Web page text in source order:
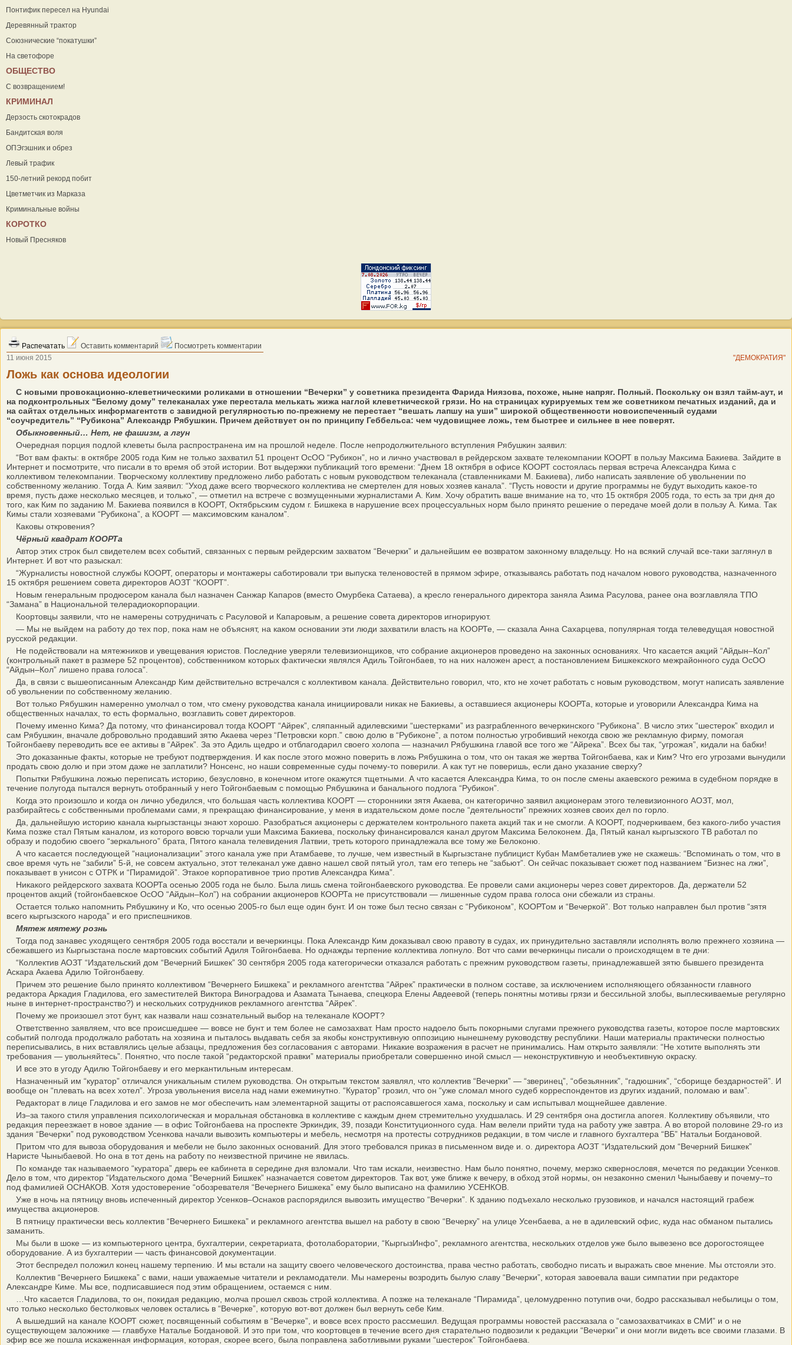
Понтифик пересел на Hyundai
Деревянный трактор
Союзнические “покатушки”
На светофоре
ОБЩЕСТВО
С возвращением!
КРИМИНАЛ
Дерзость скотокрадов
Бандитская воля
ОПЭгэшник и обрез
Левый трафик
150-летний рекорд побит
Цветметчик из Марказа
Криминальные войны
КОРОТКО
Новый Пресняков
Распечатать Оставить комментарий
Посмотреть комментарии
11 июня 2015
"ДЕМОКРАТИЯ"
Ложь как основа идеологии
С новыми провокационно-клеветническими роликами в отношении “Вечерки” у советника президента Фарида Ниязова, похоже, ныне напряг. Полный. Поскольку он взял тайм-аут, и
на подконтрольных “Белому дому” телеканалах уже перестала мелькать жижа наглой клеветнической грязи. Но на страницах курируемых тем же советником печатных изданий, да и
на сайтах отдельных информагентств с завидной регулярностью по-прежнему не перестает “вешать лапшу на уши” широкой общественности новоиспеченный судами
“соучредитель” “Рубикона” Александр Рябушкин. Причем действует он по принципу Геббельса: чем чудовищнее ложь, тем быстрее и сильнее в нее поверят.
Обыкновенный… Нет, не фашизм, а лгун
Очередная порция подлой клеветы была распространена им на прошлой неделе. После непродолжительного вступления Рябушкин заявил:
“Вот вам факты: в октябре 2005 года Ким не только захватил 51 процент ОсОО “Рубикон”, но и лично участвовал в рейдерском захвате телекомпании КООРТ в пользу Максима Бакиева. Зайдите в
Интернет и посмотрите, что писали в то время об этой истории. Вот выдержки публикаций того времени: “Днем 18 октября в офисе КООРТ состоялась первая встреча Александра Кима с
коллективом телекомпании. Творческому коллективу предложено либо работать с новым руководством телеканала (ставленниками М. Бакиева), либо написать заявление об увольнении по
собственному желанию. Тогда А. Ким заявил: “Уход даже всего творческого коллектива не смертелен для новых хозяев канала”. “Пусть новости и другие программы не будут выходить какое-то
время, пусть даже несколько месяцев, и только”, — отметил на встрече с возмущенными журналистами А. Ким. Хочу обратить ваше внимание на то, что 15 октября 2005 года, то есть за три дня до
того, как Ким по заданию М. Бакиева появился в КООРТ, Октябрьским судом г. Бишкека в нарушение всех процессуальных норм было принято решение о передаче моей доли в пользу А. Кима. Так
Кимы стали хозяевами “Рубикона”, а КООРТ — максимовским каналом”.
Каковы откровения?
Чёрный квадрат КООРТа
Автор этих строк был свидетелем всех событий, связанных с первым рейдерским захватом “Вечерки” и дальнейшим ее возвратом законному владельцу. Но на всякий случай все-таки заглянул в
Интернет. И вот что разыскал:
“Журналисты новостной службы КООРТ, операторы и монтажеры саботировали три выпуска теленовостей в прямом эфире, отказываясь работать под началом нового руководства, назначенного
15 октября решением совета директоров АОЗТ “КООРТ”.
Новым генеральным продюсером канала был назначен Санжар Капаров (вместо Омурбека Сатаева), а кресло генерального директора заняла Азима Расулова, ранее она возглавляла ТПО
“Замана” в Национальной телерадиокорпорации.
Коортовцы заявили, что не намерены сотрудничать с Расуловой и Капаровым, а решение совета директоров игнорируют.
— Мы не выйдем на работу до тех пор, пока нам не объяснят, на каком основании эти люди захватили власть на КООРТе, — сказала Анна Сахарцева, популярная тогда телеведущая новостной
русской редакции.
Не подействовали на мятежников и увещевания юристов. Последние уверяли телевизионщиков, что собрание акционеров проведено на законных основаниях. Что касается акций “Айдын–Кол”
(контрольный пакет в размере 52 процентов), собственником которых фактически являлся Адиль Тойгонбаев, то на них наложен арест, а постановлением Бишкекского межрайонного суда ОсОО
“Айдын–Кол” лишено права голоса”.
Да, в связи с вышеописанным Александр Ким действительно встречался с коллективом канала. Действительно говорил, что, кто не хочет работать с новым руководством, могут написать заявление
об увольнении по собственному желанию.
Вот только Рябушкин намеренно умолчал о том, что смену руководства канала инициировали никак не Бакиевы, а оставшиеся акционеры КООРТа, которые и уговорили Александра Кима на
общественных началах, то есть формально, возглавить совет директоров.
Почему именно Кима? Да потому, что финансировал тогда КООРТ “Айрек”, сляпанный адилевскими “шестерками” из разграбленного вечеркинского “Рубикона”. В число этих “шестерок” входил и
сам Рябушкин, вначале добровольно продавший зятю Акаева через “Петровски корп.” свою долю в “Рубиконе”, а потом полностью угробивший некогда свою же рекламную фирму, помогая
Тойгонбаеву переводить все ее активы в “Айрек”. За это Адиль щедро и отблагодарил своего холопа — назначил Рябушкина главой все того же “Айрека”. Всех бы так, “угрожая”, кидали на бабки!
Это доказанные факты, которые не требуют подтверждения. И как после этого можно поверить в ложь Рябушкина о том, что он такая же жертва Тойгонбаева, как и Ким? Что его угрозами вынудили
продать свою долю и при этом даже не заплатили? Нонсенс, но наши современные суды почему-то поверили. А как тут не поверишь, если дано указание сверху?
Попытки Рябушкина ложью переписать историю, безусловно, в конечном итоге окажутся тщетными. А что касается Александра Кима, то он после смены акаевского режима в судебном порядке в
течение полугода пытался вернуть отобранный у него Тойгонбаевым с помощью Рябушкина и банального подлога “Рубикон”.
Когда это произошло и когда он лично убедился, что большая часть коллектива КООРТ — сторонники зятя Акаева, он категорично заявил акционерам этого телевизионного АОЗТ, мол,
разбирайтесь с собственными проблемами сами, я прекращаю финансирование, у меня в издательском доме после “деятельности” прежних хозяев своих дел по горло.
Да, дальнейшую историю канала кыргызстанцы знают хорошо. Разобраться акционеры с держателем контрольного пакета акций так и не смогли. А КООРТ, подчеркиваем, без какого-либо участия
Кима позже стал Пятым каналом, из которого вовсю торчали уши Максима Бакиева, поскольку финансировался канал другом Максима Белоконем. Да, Пятый канал кыргызского ТВ работал по
образу и подобию своего “зеркального” брата, Пятого канала телевидения Латвии, треть которого принадлежала все тому же Белоконю.
А что касается последующей “национализации” этого канала уже при Атамбаеве, то лучше, чем известный в Кыргызстане публицист Кубан Мамбеталиев уже не скажешь: “Вспоминать о том, что в
свое время чуть не “забили” 5-й, не совсем актуально, этот телеканал уже давно нашел свой пятый угол, там его теперь не “забьют”. Он сейчас показывает сюжет под названием “Бизнес на лжи”,
показывает в унисон с ОТРК и “Пирамидой”. Этакое корпоративное трио против Александра Кима”.
Никакого рейдерского захвата КООРТа осенью 2005 года не было. Была лишь смена тойгонбаевского руководства. Ее провели сами акционеры через совет директоров. Да, держатели 52
процентов акций (тойгонбаевское ОсОО “Айдын–Кол”) на собрании акционеров КООРТа не присутствовали — лишенные судом права голоса они сбежали из страны.
Остается только напомнить Рябушкину и Ко, что осенью 2005-го был еще один бунт. И он тоже был тесно связан с “Ру­биконом”, КООРТом и “Вечеркой”. Вот только направлен был против “зятя
всего кыргызского народа” и его приспешников.
Мятеж мятежу рознь
Тогда под занавес уходящего сентября 2005 года восстали и вечеркинцы. Пока Александр Ким доказывал свою правоту в судах, их принудительно заставляли исполнять волю прежнего хозяина —
сбежавшего из Кыргызстана после мартовских событий Адиля Тойгонбаева. Но однажды терпение коллектива лопнуло. Вот что сами вечеркинцы писали о происходящем в те дни:
“Коллектив АОЗТ “Издательский дом “Вечерний Бишкек” 30 сентября 2005 года категорически отказался работать с прежним руководством газеты, принадлежавшей зятю бывшего президента
Аскара Акаева Адилю Тойгонбаеву.
Причем это решение было принято коллективом “Вечернего Бишкека” и рекламного агентства “Айрек” практически в полном составе, за исключением исполняющего обязанности главного
редактора Аркадия Гладилова, его заместителей Виктора Виноградова и Азамата Тынаева, спецкора Елены Авдеевой (теперь понятны мотивы грязи и бессильной злобы, выплескиваемые регулярно
ныне в интернет-пространство?) и нескольких сотрудников рекламного агентства “Айрек”.
Почему же произошел этот бунт, как назвали наш сознательный выбор на телеканале КООРТ?
Ответственно заявляем, что все происшедшее — вовсе не бунт и тем более не самозахват. Нам просто надоело быть покорными слугами прежнего руководства газеты, которое после мартовских
событий полгода продолжало работать на хозяина и пыталось выдавать себя за якобы конструктивную оппозицию нынешнему руководству республики. Наши материалы практически полностью
переписывались, в них вставлялись целые абзацы, предложения без согласования с авторами. Никакие возражения в расчет не принимались. Нам открыто заявляли: “Не хотите выполнять эти
требования — увольняйтесь”. Понятно, что после такой “редакторской правки” материалы приобретали совершенно иной смысл — неконструктивную и необъективную окраску.
И все это в угоду Адилю Тойгонбаеву и его меркантильным интересам.
Назначенный им “куратор” отличался уникальным стилем руководства. Он открытым текстом заявлял, что коллектив “Вечерки” — “зверинец”, “обезьянник”, “гадюшник”, “сборище бездарностей”. И
вообще он “плевать на всех хотел”. Угроза увольнения висела над нами ежеминутно. “Куратор” грозил, что он “уже сломал много судеб корреспондентов из других изданий, поломаю и вам”.
Редакторат в лице Гладилова и его замов не мог обеспечить нам элементарной защиты от распоясавшегося хама, поскольку и сам испытывал мощнейшее давление.
Из–за такого стиля управления психологическая и моральная обстановка в коллективе с каждым днем стремительно ухудшалась. И 29 сентября она достигла апогея. Коллективу объявили, что
редакция переезжает в новое здание — в офис Тойгонбаева на проспекте Эркиндик, 39, позади Конституционного суда. Нам велели прийти туда на работу уже завтра. А во второй половине 29-го из
здания “Вечерки” под руководством Усенкова начали вывозить компьютеры и мебель, несмотря на протесты сотрудников редакции, в том числе и главного бухгалтера “ВБ” Натальи Богдановой.
Притом что для вывоза оборудования и мебели не было законных оснований. Для этого требовался приказ в письменном виде и. о. директора АОЗТ “Издательский дом “Вечерний Бишкек”
Наристе Чыныбаевой. Но она в тот день на работу по неизвестной причине не явилась.
По команде так называемого “куратора” дверь ее кабинета в середине дня взломали. Что там искали, неизвестно. Нам было понятно, почему, мерзко сквернословя, мечется по редакции Усенков.
Дело в том, что директор “Издательского дома “Вечерний Бишкек” назначается советом директоров. Так вот, уже ближе к вечеру, в обход этой нормы, он незаконно сменил Чыныбаеву и почему–то
под фамилией ОСНАКОВ. Хотя удостоверение “обозревателя “Вечернего Бишкека” ему было выписано на фамилию УСЕНКОВ.
Уже в ночь на пятницу вновь испеченный директор Усенков–Оснаков распорядился вывозить имущество “Вечерки”. К зданию подъехало несколько грузовиков, и начался настоящий грабеж
имущества акционеров.
В пятницу практически весь коллектив “Вечернего Бишкека” и рекламного агентства вышел на работу в свою “Вечерку” на улице Усенбаева, а не в адилевский офис, куда нас обманом пытались
заманить.
Мы были в шоке — из компьютерного центра, бухгалтерии, секретариата, фотолаборатории, “КыргызИнфо”, рекламного агентства, нескольких отделов уже было вывезено все дорогостоящее
оборудование. А из бухгалтерии — часть финансовой документации.
Этот беспредел положил конец нашему терпению. И мы встали на защиту своего человеческого достоинства, права честно работать, свободно писать и выражать свое мнение. Мы отстояли это.
Коллектив “Вечернего Бишкека” с вами, наши уважаемые читатели и рекламодатели. Мы намерены возродить былую славу “Вечерки”, которая завоевала ваши симпатии при редакторе
Александре Киме. Мы все, подписавшиеся под этим обращением, остаемся с ним.
…Что касается Гладилова, то он, покидая редакцию, молча прошел сквозь строй коллектива. А позже на телеканале “Пирамида”, целомудренно потупив очи, бодро рассказывал небылицы о том,
что только несколько бестолковых человек остались в “Вечерке”, которую вот-вот должен был вернуть себе Ким.
А вышедший на канале КООРТ сюжет, посвященный событиям в “Вечерке”, и вовсе всех просто рассмешил. Ведущая программы новостей рассказала о “самозахватчиках в СМИ” и о не
существующем заложнике — главбухе Наталье Богдановой. И это при том, что коортовцев в течение всего дня старательно подвозили к редакции “Вечерки” и они могли видеть все своими глазами. В
эфир все же пошла искаженная информация, которая, скорее всего, была поправлена заботливыми руками “шестерок” Тойгонбаева.